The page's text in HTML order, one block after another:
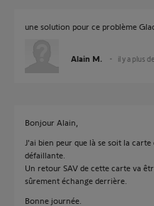
une solution pour ce problème
Alain M. il y a plus
Bonjour Alain,
J'ai bien peur que là se soit la
défaillante.
Un retour SAV de cette carte va
sûrement échange derrière.
Bonne journée.